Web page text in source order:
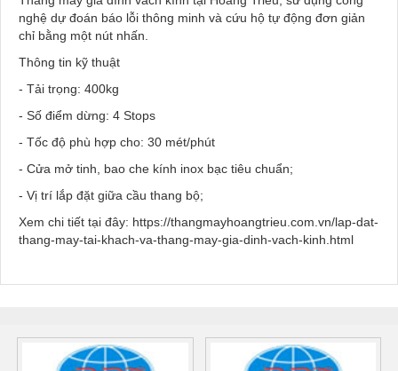
nghệ dự đoán báo lỗi thông minh và cứu hộ tự động đơn giản
chỉ bằng một nút nhấn.
Thông tin kỹ thuật
- Tải trọng: 400kg
- Số điểm dừng: 4 Stops
- Tốc độ phù hợp cho: 30 mét/phút
- Cửa mở tinh, bao che kính inox bạc tiêu chuẩn;
- Vị trí lắp đặt giữa cầu thang bộ;
Xem chi tiết tại đây: https://thangmayhoangtrieu.com.vn/lap-dat-
thang-may-tai-khach-va-thang-may-gia-dinh-vach-kinh.html